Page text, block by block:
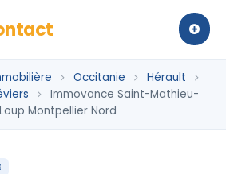
Occitanie
Hérault
Immovance Saint-Mathieu-
Montpellier Nord